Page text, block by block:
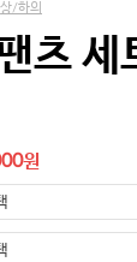
상/하의
츠 세
원